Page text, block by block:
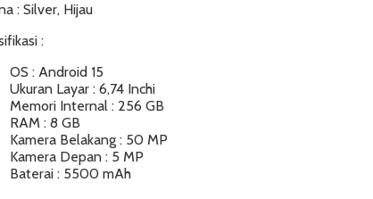
: Silver, Hijau
:
OS : Android 15
Ukuran Layar : 6,74 Inchi
Memori Internal : 256 GB
RAM : 8 GB
Kamera Belakang : 50 MP
Kamera Depan : 5 MP
Baterai : 5500 mAh